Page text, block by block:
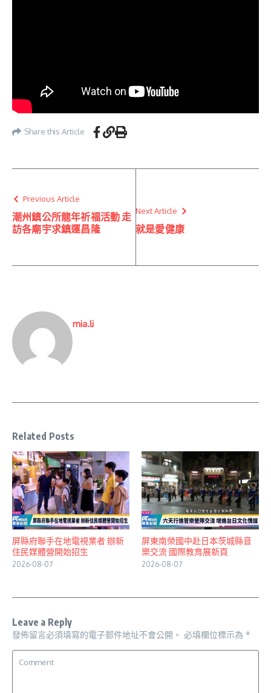
Share this Article
Previous Article
潮州鎮公所龍年祈福活動 走
訪各廟宇求鎮運昌隆
Next Article
就是愛健康
mia.li
Related Posts
屏縣府聯手在地電視業者 辦新
住民媒體營開始招生
2026-08-07
屏東南榮國中赴日本茨城縣音
樂交流 國際教育展新頁
2026-08-07
Leave a Reply
發佈留言必須填寫的電子郵件地址不會公開。 必填欄位標示為 *